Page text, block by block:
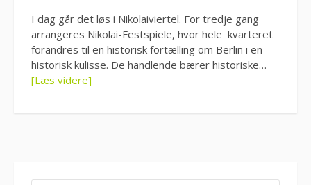
I dag går det løs i Nikolaiviertel. For tredje gang
arrangeres Nikolai-Festspiele, hvor hele kvarteret
forandres til en historisk fortælling om Berlin i en
historisk kulisse. De handlende bærer historiske…
[Læs videre]